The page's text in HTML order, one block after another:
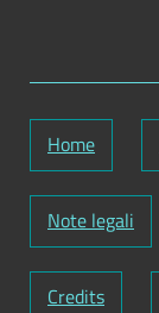
Home
Note legali
Credits